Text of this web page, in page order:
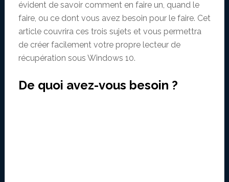
évident de savoir comment en faire un, quand le
faire, ou ce dont vous avez besoin pour le faire. Cet
article couvrira ces trois sujets et vous permettra
de créer facilement votre propre lecteur de
récupération sous Windows 10.
De quoi avez-vous besoin ?